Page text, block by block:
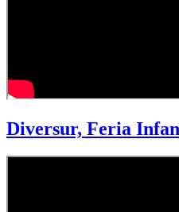
Diversur, Feria